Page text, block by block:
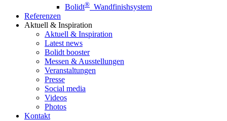
Bolidt® Wandfinishsystem
Referenzen
Aktuell & Inspiration
Aktuell & Inspiration
Latest news
Bolidt booster
Messen & Ausstellungen
Veranstaltungen
Presse
Social media
Videos
Photos
Kontakt